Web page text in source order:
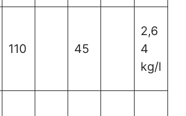
110 45
2,6
4
kg/l